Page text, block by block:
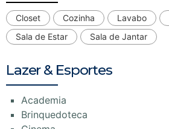
Closet Cozinha Lavabo
Sala de Estar
Sala de Jantar
Lazer & Esportes
Academia
Brinquedoteca